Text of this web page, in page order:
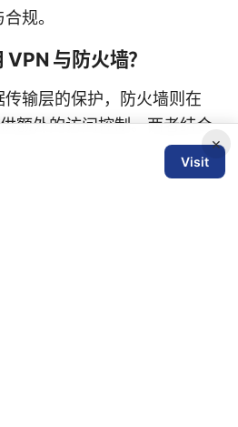
规。
与防火墙？
输层的保护，防火墙则在
额外的访问控制。两者结合
×
Visit